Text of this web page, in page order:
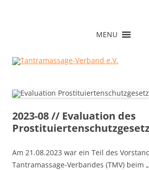
MENU
2023-08 // Evaluation des
Am 21.08.2023 war ein Teil des
Tantramassage-Verbandes (TMV) beim „